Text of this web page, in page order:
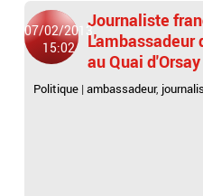
07/02/2013
15:02
Journaliste
L'ambassadeur
au Quai d'Orsay
Politique |ambassadeur,